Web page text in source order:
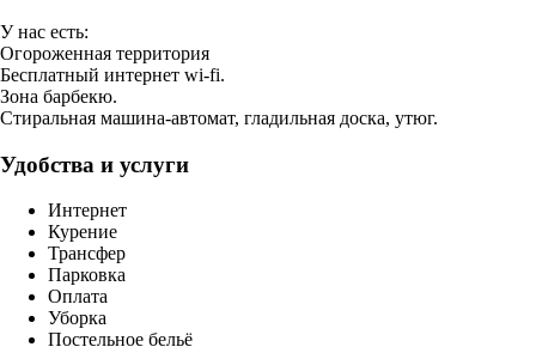
У нас есть:
Огороженная территория
Бесплатный интернет wi-fi.
Зона барбекю.
Стиральная машина-автомат, гладильная доска, утюг.
Удобства и услуги
Интернет
Курение
Трансфер
Парковка
Оплата
Уборка
Постельное бельё